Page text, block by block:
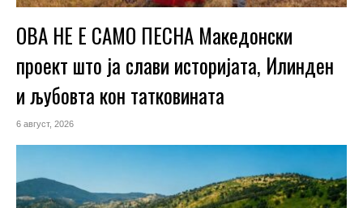
ОВА НЕ Е САМО ПЕСНА Македонски
проект што ја слави историјата, Илинден
и љубовта кон татковината
6 август, 2026